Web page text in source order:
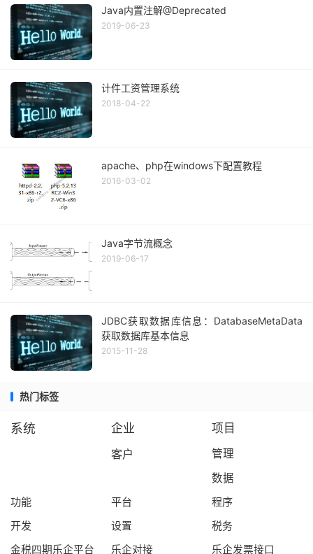
Java内置注解@Deprecated
2019-06-23
计件工资管理系统
2018-04-22
apache、php在windows下配置教程
2016-03-02
Java字节流概念
2019-06-17
JDBC获取数据库信息：DatabaseMetaData
获取数据库基本信息
2015-11-28
热门标签
系统 企业
项目
客户
管理
数据
功能
平台
程序
开发
设置
税务
金税四期乐企平台
乐企对接 乐企发票接口